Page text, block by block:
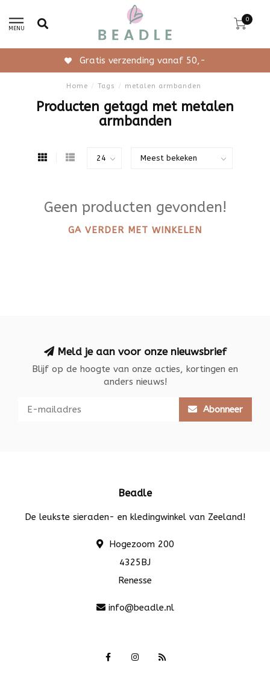
MENU
0
Gratis verzending vanaf 50,-
Home / Tags / metalen armbanden
Producten getagd met metalen
armbanden
Geen producten gevonden!
GA VERDER MET WINKELEN
Meld je aan voor onze nieuwsbrief
Blijf op de hoogte van onze acties, kortingen en
anders nieuws!
Abonneer
Beadle
De leukste sieraden- en kledingwinkel van Zeeland!
Hogezoom 200
4325BJ
Renesse
info@beadle.nl